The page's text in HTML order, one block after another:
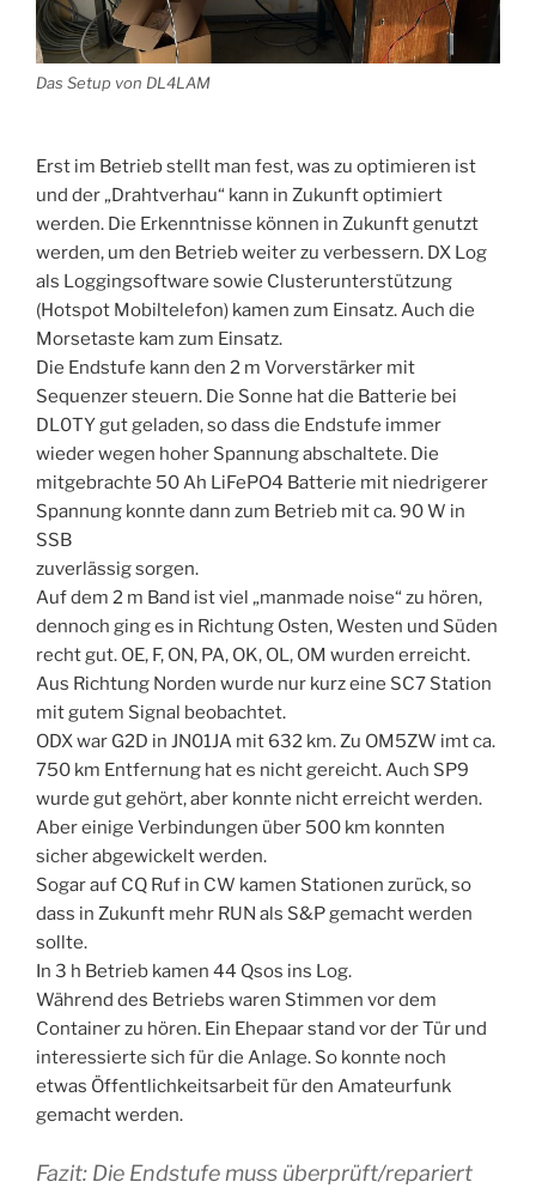
Das Setup von DL4LAM
Erst im Betrieb stellt man fest, was zu optimieren ist
und der „Drahtverhau“ kann in Zukunft optimiert
werden. Die Erkenntnisse können in Zukunft genutzt
werden, um den Betrieb weiter zu verbessern. DX Log
als Loggingsoftware sowie Clusterunterstützung
(Hotspot Mobiltelefon) kamen zum Einsatz. Auch die
Morsetaste kam zum Einsatz.
Die Endstufe kann den 2 m Vorverstärker mit
Sequenzer steuern. Die Sonne hat die Batterie bei
DL0TY gut geladen, so dass die Endstufe immer
wieder wegen hoher Spannung abschaltete. Die
mitgebrachte 50 Ah LiFePO4 Batterie mit niedrigerer
Spannung konnte dann zum Betrieb mit ca. 90 W in
SSB
zuverlässig sorgen.
Auf dem 2 m Band ist viel „manmade noise“ zu hören,
dennoch ging es in Richtung Osten, Westen und Süden
recht gut. OE, F, ON, PA, OK, OL, OM wurden erreicht.
Aus Richtung Norden wurde nur kurz eine SC7 Station
mit gutem Signal beobachtet.
ODX war G2D in JN01JA mit 632 km. Zu OM5ZW imt ca.
750 km Entfernung hat es nicht gereicht. Auch SP9
wurde gut gehört, aber konnte nicht erreicht werden.
Aber einige Verbindungen über 500 km konnten
sicher abgewickelt werden.
Sogar auf CQ Ruf in CW kamen Stationen zurück, so
dass in Zukunft mehr RUN als S&P gemacht werden
sollte.
In 3 h Betrieb kamen 44 Qsos ins Log.
Während des Betriebs waren Stimmen vor dem
Container zu hören. Ein Ehepaar stand vor der Tür und
interessierte sich für die Anlage. So konnte noch
etwas Öffentlichkeitsarbeit für den Amateurfunk
gemacht werden.
Fazit: Die Endstufe muss überprüft/repariert